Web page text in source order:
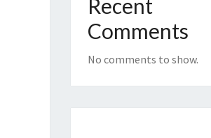
Recent
Comments
No comments to show.